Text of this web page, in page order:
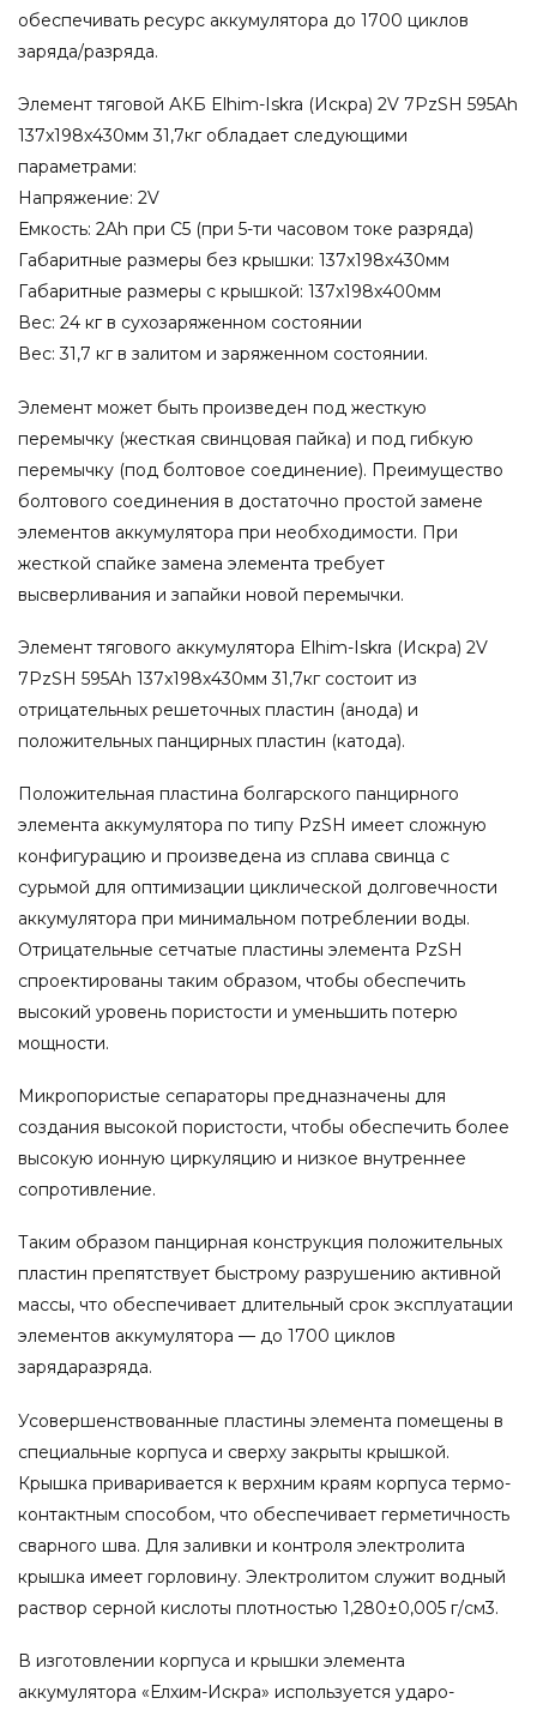
обеспечивать ресурс аккумулятора до 1700 циклов
заряда/разряда.
Элемент тяговой АКБ Elhim-Iskra (Искра) 2V 7PzSH 595Ah
137x198x430мм 31,7кг обладает следующими
параметрами:
Напряжение: 2V
Емкость: 2Ah при С5 (при 5-ти часовом токе разряда)
Габаритные размеры без крышки: 137x198x430мм
Габаритные размеры с крышкой: 137x198x400мм
Вес: 24 кг в сухозаряженном состоянии
Вес: 31,7 кг в залитом и заряженном состоянии.
Элемент может быть произведен под жесткую
перемычку (жесткая свинцовая пайка) и под гибкую
перемычку (под болтовое соединение). Преимущество
болтового соединения в достаточно простой замене
элементов аккумулятора при необходимости. При
жесткой спайке замена элемента требует
высверливания и запайки новой перемычки.
Элемент тягового аккумулятора Elhim-Iskra (Искра) 2V
7PzSH 595Ah 137x198x430мм 31,7кг состоит из
отрицательных решеточных пластин (анода) и
положительных панцирных пластин (катода).
Положительная пластина болгарского панцирного
элемента аккумулятора по типу PzSH имеет сложную
конфигурацию и произведена из сплава свинца с
сурьмой для оптимизации циклической долговечности
аккумулятора при минимальном потреблении воды.
Отрицательные сетчатые пластины элемента PzSH
спроектированы таким образом, чтобы обеспечить
высокий уровень пористости и уменьшить потерю
мощности.
Микропористые сепараторы предназначены для
создания высокой пористости, чтобы обеспечить более
высокую ионную циркуляцию и низкое внутреннее
сопротивление.
Таким образом панцирная конструкция положительных
пластин препятствует быстрому разрушению активной
массы, что обеспечивает длительный срок эксплуатации
элементов аккумулятора — до 1700 циклов
зарядаразряда.
Усовершенствованные пластины элемента помещены в
специальные корпуса и сверху закрыты крышкой.
Крышка приваривается к верхним краям корпуса термо-
контактным способом, что обеспечивает герметичность
сварного шва. Для заливки и контроля электролита
крышка имеет горловину. Электролитом служит водный
раствор серной кислоты плотностью 1,280±0,005 г/см3.
В изготовлении корпуса и крышки элемента
аккумулятора «Елхим-Искра» используется ударо-